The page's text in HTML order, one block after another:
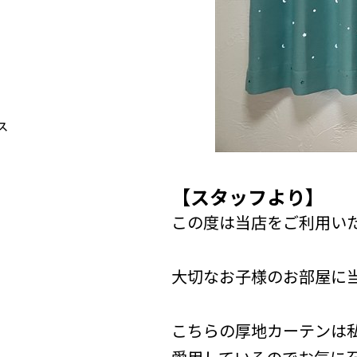
【スタッフより】
この度は当店をご利用い
大切なお子様のお部屋に
こちらの厚地カーテンは